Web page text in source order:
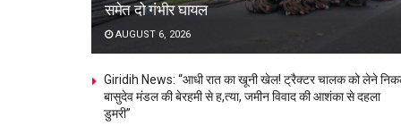
समेत दो गंभीर घायल
AUGUST 6, 2026
Giridih News: “आधी रात का खूनी खेल! ट्रैक्टर चालक को लेने
बासुदेव मंडल की बेरहमी से ह,त्या, जमीन विवाद की आशंका से दहला
डुमरी”